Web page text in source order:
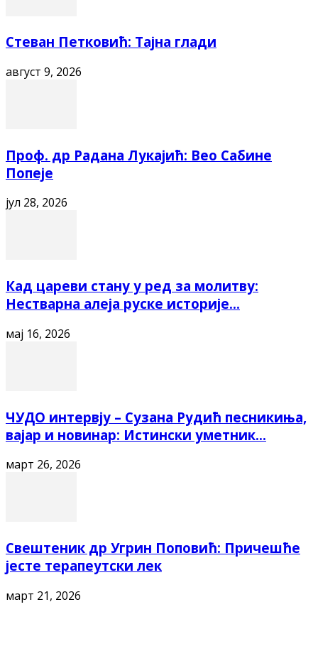
Стеван Петковић: Тајна глади
август 9, 2026
Проф. др Радана Лукајић: Вео Сабине
Попеје
јул 28, 2026
Кад цареви стану у ред за молитву:
Нестварна алеја руске историје...
мај 16, 2026
ЧУДО интервју – Сузана Рудић песникиња,
вајар и новинар: Истински уметник...
март 26, 2026
Свештеник др Угрин Поповић: Причешће
јесте терапеутски лек
март 21, 2026